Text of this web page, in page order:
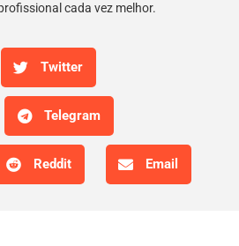
cada vez melhor.
Twitter
Telegram
Reddit Email